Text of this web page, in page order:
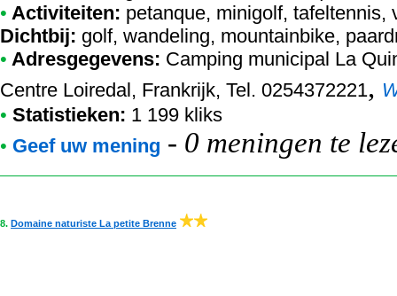
• Activiteiten: petanque, minigolf,
Dichtbij: golf, wandeling, mountainbike,
• Adresgegevens: Camping municipal La
Centre Loiredal, Frankrijk, Tel. 0254372221,
• Statistieken: 1 199 kliks
• Geef uw mening - 0 meningen te
8. Domaine naturiste La petite Brenne